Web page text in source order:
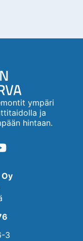
ympäri
ja
hintaan.
3